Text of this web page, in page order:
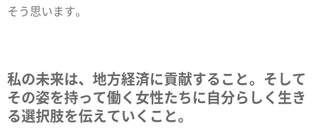
そう思います。
私の未来は、地方経済に貢献すること。そして
その姿を持って働く女性たちに自分らしく生き
る選択肢を伝えていくこと。